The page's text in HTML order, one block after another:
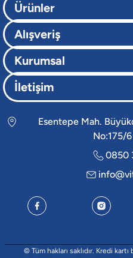
Ürünler
Alışveriş
Kurumsal
İletişim
Esentepe Mah.
No:175/
0850
© Tüm hakları saklıdır. Kredi